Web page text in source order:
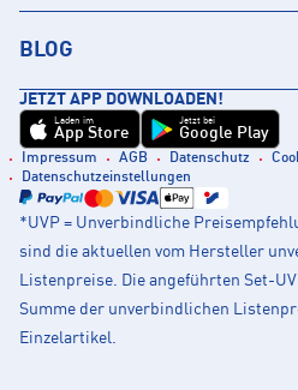
BLOG
JETZT APP DOWNLOADEN!
Laden im
App Store
Jetzt bei
Google Play
Impressum AGB Datenschutz
Datenschutzeinstellungen
*UVP = Unverbindliche
sind die aktuellen vom Hersteller
Listenpreise. Die angeführten Set-
Summe der unverbindlichen
Einzelartikel.